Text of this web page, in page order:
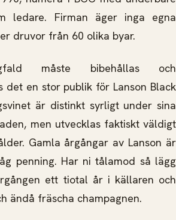
ledare. Firman äger inga egna
druvor från 60 olika byar.
måste bibehållas och
det en stor publik för Lanson Black
är distinkt syrligt under sina
men utvecklas faktiskt väldigt
Gamla årgångar av Lanson är
penning. Har ni tålamod så lägg
ett tiotal år i källaren och
ändå fräscha champagnen.